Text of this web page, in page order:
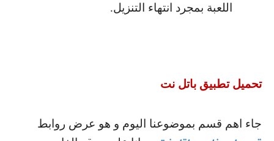
اللعبة بمجرد انتهاء التنزيل.
تحميل تطبيق باتل نت
جاء اهم قسم بموضوعنا اليوم و هو عرض روابط